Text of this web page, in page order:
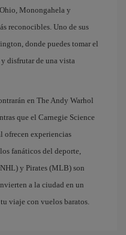
Monongahela y
reconocibles. Uno de sus
donde puedes tomar el
disfrutar de una vista
en The Andy Warhol
que el Carnegie Science
ofrecen experiencias
fanáticos del deporte,
y Pirates (MLB) son
a la ciudad en un
viaje con vuelos baratos.